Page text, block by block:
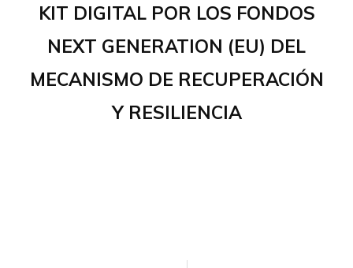
KIT DIGITAL POR LOS FONDOS
NEXT GENERATION (EU) DEL
MECANISMO DE RECUPERACIÓN
Y RESILIENCIA